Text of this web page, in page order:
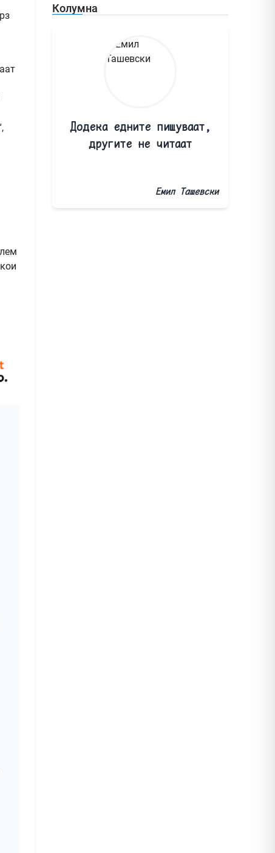
Колумна
Додека едните пишуваат,
другите не читаат
Емил Ташевски